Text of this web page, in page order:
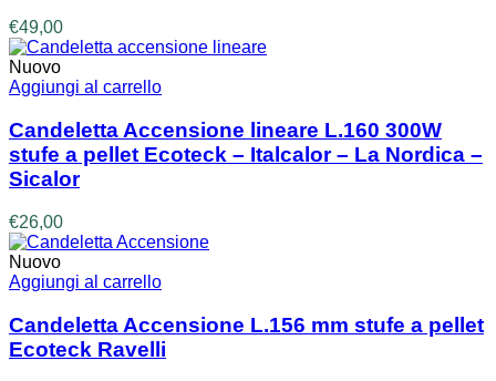
€49,00
Nuovo
Aggiungi al carrello
Candeletta Accensione lineare L.160 300W
stufe a pellet Ecoteck – Italcalor – La Nordica –
Sicalor
€26,00
Nuovo
Aggiungi al carrello
Candeletta Accensione L.156 mm stufe a pellet
Ecoteck Ravelli